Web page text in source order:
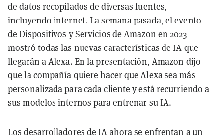
de datos recopilados de diversas fuentes,
incluyendo internet. La semana pasada, el evento
deDispositivos y Servicios de Amazon en 2023
mostró todas las nuevas características de IA que
llegarán a Alexa. En la presentación, Amazon dijo
que la compañía quiere hacer que Alexa sea más
personalizada para cada cliente y está recurriendo a
sus modelos internos para entrenar su IA.
Los desarrolladores de IA ahora se enfrentan a un